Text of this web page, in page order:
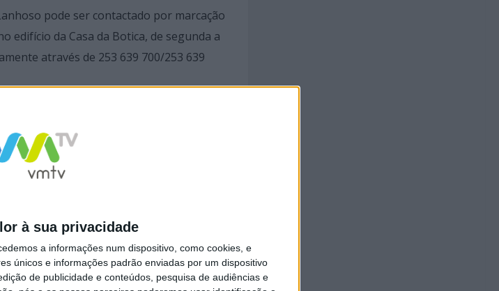
à sua privacidade
a informações num dispositivo, como cookies, e
únicos e informações padrão enviadas por um dispositivo
de publicidade e conteúdos, pesquisa de audiências e
pode ser contactado por marcação
edifício da Casa da Botica, de segunda a
através de 253 639 700/253 639